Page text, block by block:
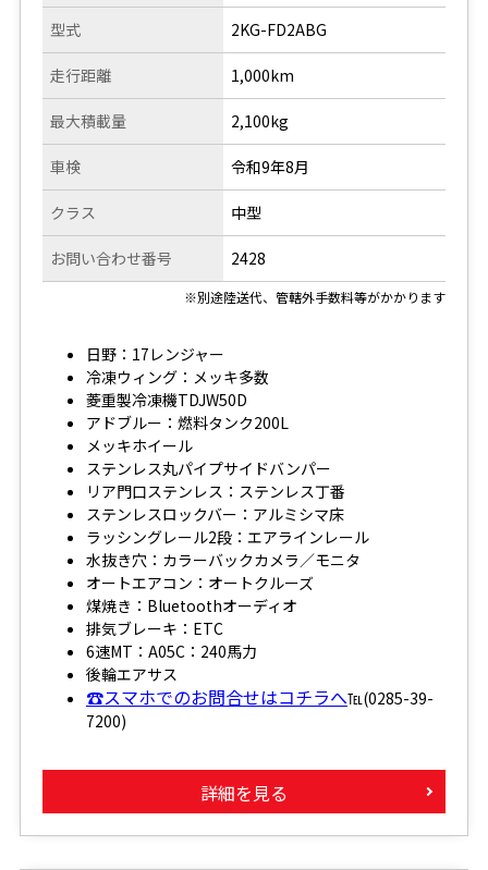
型式
走行距離
2KG-FD2ABG
1,000km
最大積載量
車検
クラス
お問い合わせ番号
2,100kg
令和9年8月
中型
2428
※別途陸送代、管轄外手数料等がかかります
日野：17レンジャー
冷凍ウィング：メッキ多数
菱重製冷凍機TDJW50D
アドブルー：燃料タンク200L
メッキホイール
ステンレス丸パイプサイドバンパー
リア門口ステンレス：ステンレス丁番
ステンレスロックバー：アルミシマ床
ラッシングレール2段：エアラインレール
水抜き穴：カラーバックカメラ／モニタ
オートエアコン：オートクルーズ
煤焼き：Bluetoothオーディオ
排気ブレーキ：ETC
6速MT：A05C：240馬力
後輪エアサス
☎スマホでのお問合せはコチラへ℡(0285-39-
7200)
詳細を見る